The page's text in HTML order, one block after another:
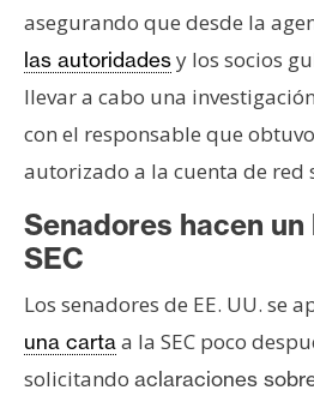
asegurando que desde la
las autoridadesy los socios
llevar a cabo una
con el responsable que
autorizado a la cuenta de red
Senadores hacen un
SEC
Los senadores de EE. UU. se
una carta a la SEC poco
solicitando aclaraciones